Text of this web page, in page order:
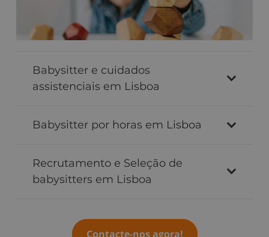
Babysitter e cuidados
assistenciais em Lisboa
Babysitter por horas em Lisboa
Recrutamento e Seleção de
babysitters em Lisboa
Contacte-nos agora!